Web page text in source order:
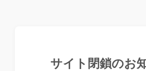
サイト閉鎖のお